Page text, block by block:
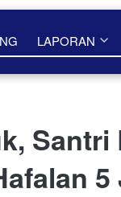
LAPORAN
Santri